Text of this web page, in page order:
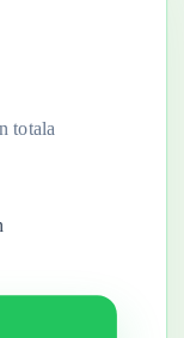
totala